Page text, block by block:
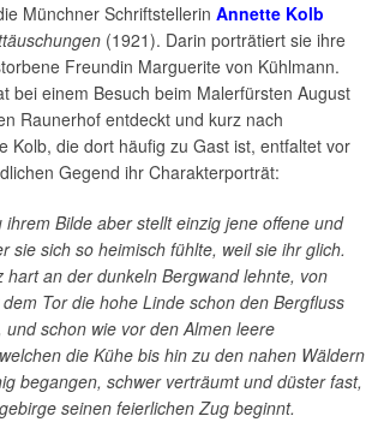
Münchner Schriftstellerin Annette Kolb
(1921). Darin porträtiert sie ihre
Freundin Marguerite von Kühlmann.
bei einem Besuch beim Malerfürsten August
Raunerhof entdeckt und kurz nach
Kolb, die dort häufig zu Gast ist, entfaltet vor
Gegend ihr Charakterporträt:
Bilde aber stellt einzig jene offene und
sie sich so heimisch fühlte, weil sie ihr glich.
an der dunkeln Bergwand lehnte, von
Tor die hohe Linde schon den Bergfluss
schon wie vor den Almen leere
die Kühe bis hin zu den nahen Wäldern
begangen, schwer verträumt und düster fast,
seinen feierlichen Zug beginnt.